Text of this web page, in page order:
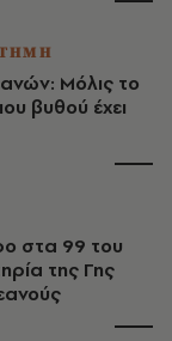
Μόλις το
βυθού έχει
στα 99 του
της Γης